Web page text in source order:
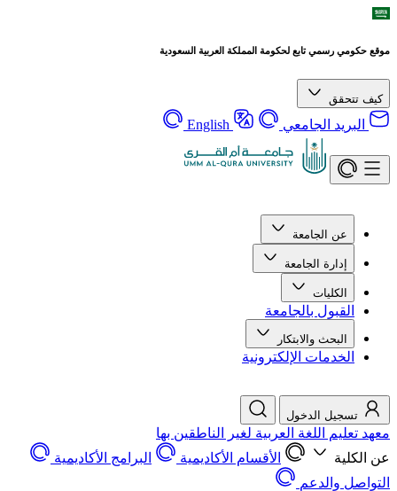
موقع حكومي رسمي تابع لحكومة المملكة العربية السعودية
كيف تتحقق
البريد الجامعي English
عن الجامعة
إدارة الجامعة
الكليات
القبول بالجامعة
البحث والابتكار
الخدمات الإلكترونية
تسجيل الدخول
معهد تعليم اللغة العربية لغير الناطقين بها
عن الكلية
الأقسام الأكاديمية
البرامج الأكاديمية
التواصل والدعم